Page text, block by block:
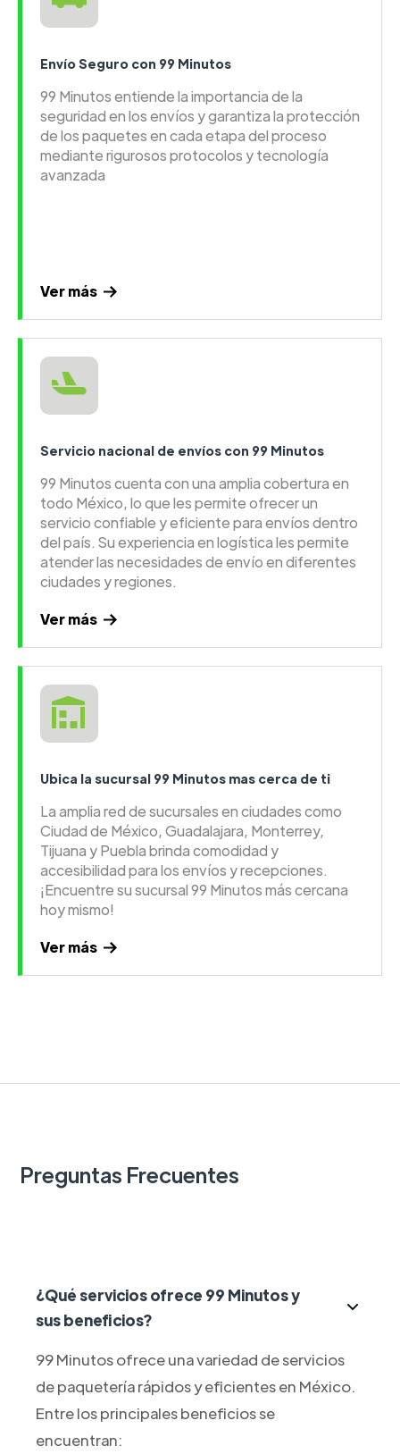
Envío Seguro con 99 Minutos
99 Minutos entiende la importancia de la
seguridad en los envíos y garantiza la protección
de los paquetes en cada etapa del proceso
mediante rigurosos protocolos y tecnología
avanzada
Ver más
Servicio nacional de envíos con 99 Minutos
99 Minutos cuenta con una amplia cobertura en
todo México, lo que les permite ofrecer un
servicio confiable y eficiente para envíos dentro
del país. Su experiencia en logística les permite
atender las necesidades de envío en diferentes
ciudades y regiones.
Ver más
Ubica la sucursal 99 Minutos mas cerca de ti
La amplia red de sucursales en ciudades como
Ciudad de México, Guadalajara, Monterrey,
Tijuana y Puebla brinda comodidad y
accesibilidad para los envíos y recepciones.
¡Encuentre su sucursal 99 Minutos más cercana
hoy mismo!
Ver más
Preguntas Frecuentes
¿Qué servicios ofrece 99 Minutos y
sus beneficios?
99 Minutos ofrece una variedad de servicios
de paquetería rápidos y eficientes en México.
Entre los principales beneficios se
encuentran: